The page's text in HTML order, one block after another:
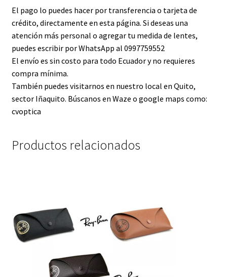
El pago lo puedes hacer por transferencia o tarjeta de
crédito, directamente en esta página. Si deseas una
atención más personal o agregar tu medida de lentes,
puedes escribir por WhatsApp al 0997759552
El envío es sin costo para todo Ecuador y no requieres
compra mínima.
También puedes visitarnos en nuestro local en Quito,
sector Iñaquito. Búscanos en Waze o google maps como:
cvoptica
Productos relacionados